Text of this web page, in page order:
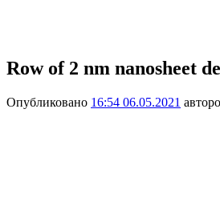
Row of 2 nm nanosheet
Опубликовано 16:54 06.05.2021